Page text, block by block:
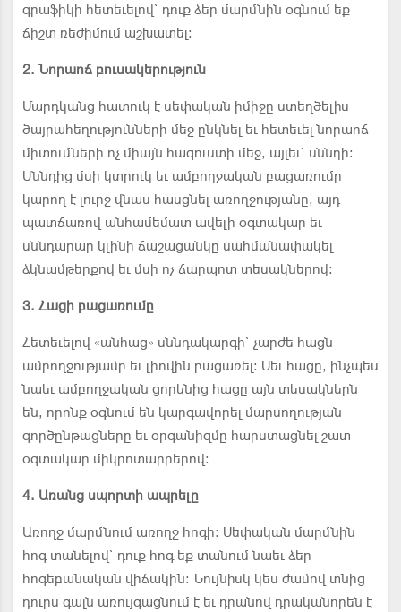
գրաֆիկի հետեւելով` դուք ձեր մարմնին օգնում եք
ճիշտ ռեժիմում աշխատել:
2. Նորաոճ բուսակերություն
Մարդկանց հատուկ է սեփական իմիջը ստեղծելիս
ծայրահեղությունների մեջ ընկնել եւ հետեւել նորաոճ
միտումների ոչ միայն հագուստի մեջ, այլեւ` սննդի:
Սննդից մսի կտրուկ եւ ամբողջական բացառումը
կարող է լուրջ վնաս հասցնել առողջությանը, այդ
պատճառով անհամեմատ ավելի օգտակար եւ
սննդարար կլինի ճաշացանկը սահմանափակել
ձկնամթերքով եւ մսի ոչ ճարպոտ տեսակներով:
3. Հացի բացառումը
Հետեւելով «անհաց» սննդակարգի` չարժե հացն
ամբողջությամբ եւ լիովին բացառել: Սեւ հացը, ինչպես
նաեւ ամբողջական ցորենից հացը այն տեսակներն
են, որոնք օգնում են կարգավորել մարսողության
գործընթացները եւ օրգանիզմը հարստացնել շատ
օգտակար միկրոտարրերով:
4. Առանց սպորտի ապրելը
Առողջ մարմնում առողջ հոգի: Սեփական մարմնին
հոգ տանելով` դուք հոգ եք տանում նաեւ ձեր
հոգեբանական վիճակին: Նույնիսկ կես ժամով տնից
դուրս գալն առույգացնում է եւ դրանով դրականորեն է